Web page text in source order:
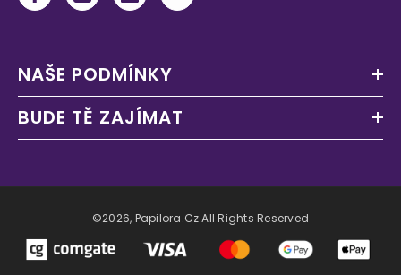
NAŠE PODMÍNKY
BUDE TĚ ZAJÍMAT
©2026, Papilora.cz All Rights Reserved